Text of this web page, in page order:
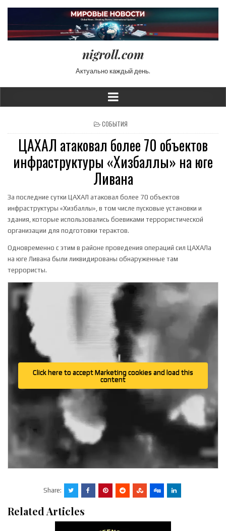
nigroll.com
Актуально каждый день.
POSTED IN
СОБЫТИЯ
ЦАХАЛ атаковал более 70 объектов
инфраструктуры «Хизбаллы» на юге
Ливана
За последние сутки ЦАХАЛ атаковал более 70 объектов
инфраструктуры «Хизбаллы», в том числе пусковые установки и
здания, которые использовались боевиками террористической
организации для подготовки терактов.
Одновременно с этим в районе проведения операций сил ЦАХАЛа
на юге Ливана были ликвидированы обнаруженные там
террористы.
Click here to accept Marketing cookies and load this
content
Share:
Related Articles